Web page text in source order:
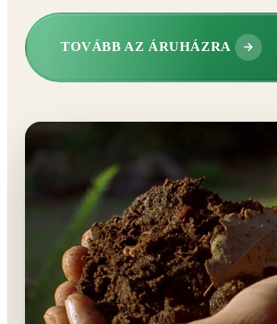
TOVÁBB AZ ÁRUHÁZRA